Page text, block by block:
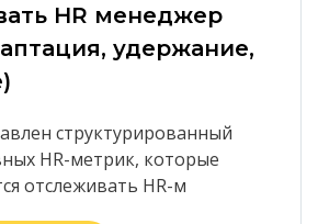
HR менеджер
удержание,
структурированный
HR-метрик, которые
отслеживать HR-м